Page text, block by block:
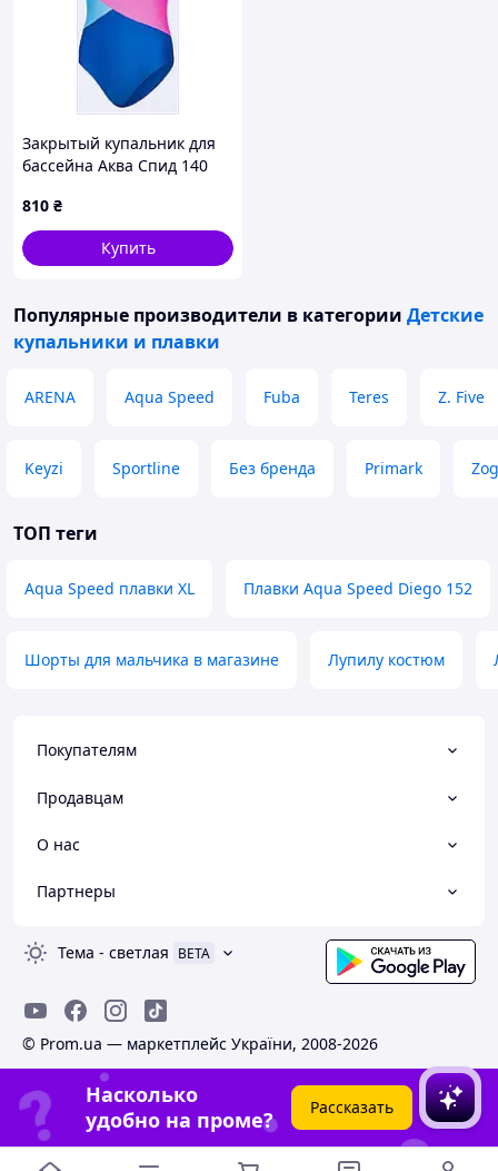
Закрытый купальник для
бассейна Аква Спид 140
810 ₴
Купить
Популярные производители в категории Детские
купальники и плавки
ARENA Aqua Speed Fuba Teres Z. Five
Keyzi Sportline Без бренда Primark
ТОП теги
Aqua Speed плавки XL Плавки Aqua Speed Diego 152
Шорты для мальчика в магазине Лупилу костюм
Покупателям
Продавцам
О нас
Партнеры
Тема - светлая BETA
© Prom.ua — маркетплейс України, 2008-2026
Насколько
удобно на проме?
Рассказать